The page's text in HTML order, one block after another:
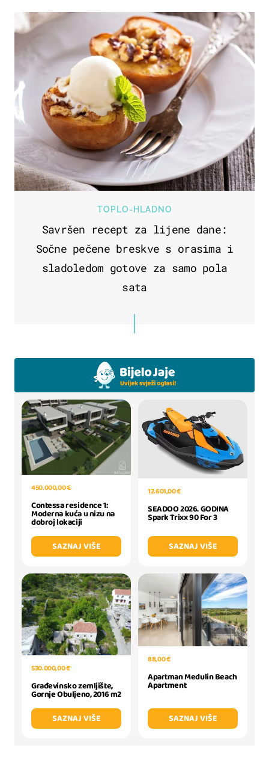
TOPLO-HLADNO
Savršen recept za lijene dane:
Sočne pečene breskve s orasima i
sladoledom gotove za samo pola
sata
450.000,00 €
Contessa residence 1:
Moderna kuća u nizu na
dobroj lokaciji
SAZNAJ VIŠE
12.601,00 €
SEADOO 2026. GODINA
Spark Trixx 90 For 3
SAZNAJ VIŠE
530.000,00 €
Građevinsko zemljište,
Gornje Obuljeno, 2016 m2
SAZNAJ VIŠE
88,00 €
Apartman Medulin Beach
Apartment
SAZNAJ VIŠE